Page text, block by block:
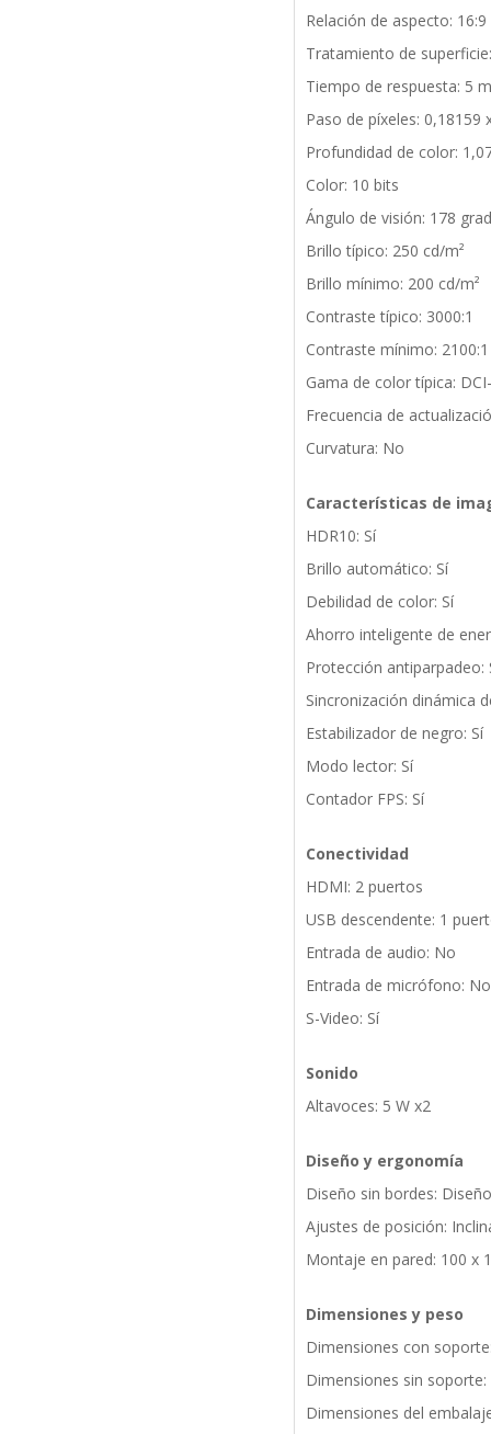
Relación de aspecto: 16:9
Tratamiento de
Tiempo de respuesta: 5
Paso de píxeles: 0,18159
Profundidad de color:
Color: 10 bits
Ángulo de visión: 178
Brillo típico: 250 cd/m²
Brillo mínimo: 200 cd/m²
Contraste típico: 3000:1
Contraste mínimo: 2100:1
Gama de color típica:
Frecuencia de
Curvatura: No
Características de
HDR10: Sí
Brillo automático: Sí
Debilidad de color: Sí
Ahorro inteligente de
Protección antiparpadeo:
Sincronización dinámica
Estabilizador de negro: Sí
Modo lector: Sí
Contador FPS: Sí
Conectividad
HDMI: 2 puertos
USB descendente: 1
Entrada de audio: No
Entrada de micrófono: No
S-Video: Sí
Sonido
Altavoces: 5 W x2
Diseño y ergonomía
Diseño sin bordes:
Ajustes de posición:
Montaje en pared: 100 x
Dimensiones y peso
Dimensiones con
Dimensiones sin
Dimensiones del